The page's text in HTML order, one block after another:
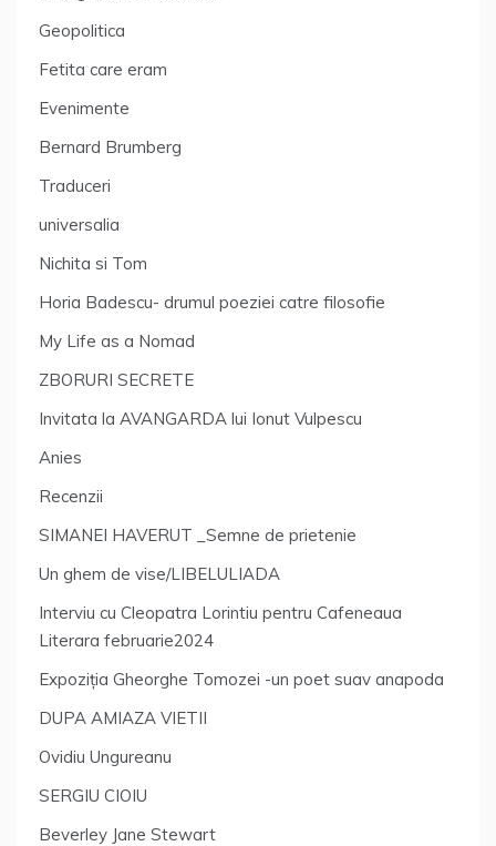
Geopolitica
Fetita care eram
Evenimente
Bernard Brumberg
Traduceri
universalia
Nichita si Tom
Horia Badescu- drumul poeziei catre filosofie
My Life as a Nomad
ZBORURI SECRETE
Invitata la AVANGARDA lui Ionut Vulpescu
Anies
Recenzii
SIMANEI HAVERUT _Semne de prietenie
Un ghem de vise/LIBELULIADA
Interviu cu Cleopatra Lorintiu pentru Cafeneaua
Literara februarie2024
Expoziția Gheorghe Tomozei -un poet suav anapoda
DUPA AMIAZA VIETII
Ovidiu Ungureanu
SERGIU CIOIU
Beverley Jane Stewart